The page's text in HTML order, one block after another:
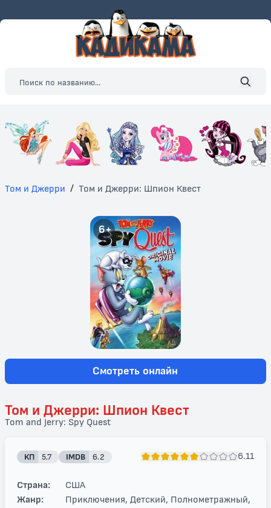
Том и Джерри / Том и Джерри: Шпион Квест
6+
Смотреть онлайн
Том и Джерри: Шпион Квест
Tom and Jerry: Spy Quest
КП 5.7 IMDB 6.2 6.11
Страна:
США
Жанр:
Приключения, Детский, Полнометражный,